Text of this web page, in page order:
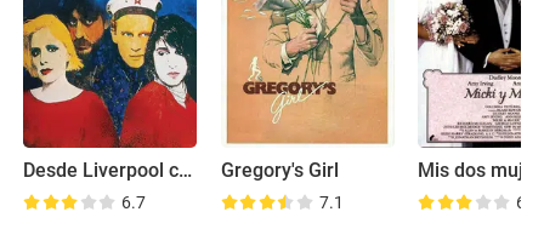
Desde Liverpool con amor
6.7
Gregory's Girl
7.1
Mis dos
6.0